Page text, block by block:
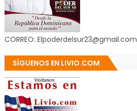
CORREO: Elpoderdelsur23@gmail.com
SÍGUENOS EN LIVIO.COM